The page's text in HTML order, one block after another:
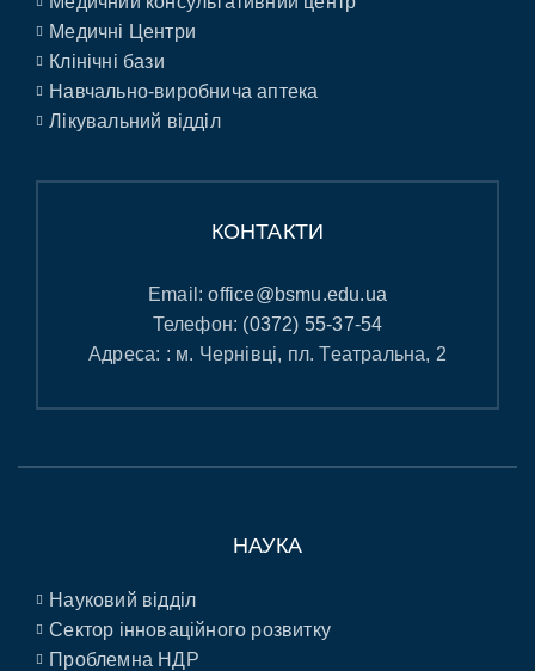
Медичні Центри
Клінічні бази
Навчально-виробнича аптека
Лікувальний відділ
КОНТАКТИ
Email:office@bsmu.edu.ua
Телефон: (0372) 55-37-54
Адреса: : м. Чернівці, пл. Театральна, 2
НАУКА
Науковий відділ
Сектор інноваційного розвитку
Проблемна НДР